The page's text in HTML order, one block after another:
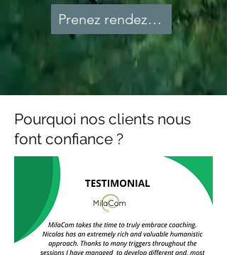
Prenez rendez-vous
Pourquoi nos clients nous
font confiance ?